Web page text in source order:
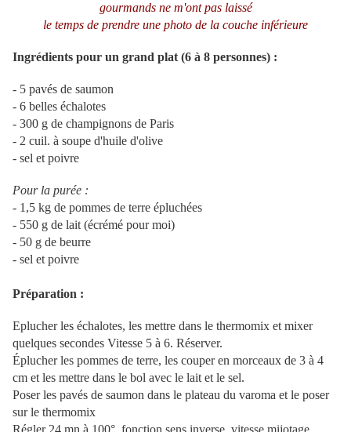
gourmands ne m'ont pas laissé
le temps de prendre une photo de la couche inférieure
Ingrédients pour un grand plat (6 à 8 personnes) :
- 5 pavés de saumon
- 6 belles échalotes
- 300 g de champignons de Paris
- 2 cuil. à soupe d'huile d'olive
- sel et poivre
Pour la purée :
- 1,5 kg de pommes de terre épluchées
- 550 g de lait (écrémé pour moi)
- 50 g de beurre
- sel et poivre
Préparation :
Eplucher les échalotes, les mettre dans le thermomix et mixer
quelques secondes Vitesse 5 à 6. Réserver.
Éplucher les pommes de terre, les couper en morceaux de 3 à 4
cm et les mettre dans le bol avec le lait et le sel.
Poser les pavés de saumon dans le plateau du varoma et le poser
sur le thermomix